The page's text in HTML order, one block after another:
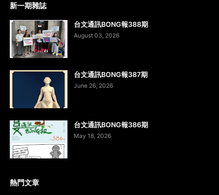
新一期雜誌
台文通訊BONG報388期
August 03, 2026
台文通訊BONG報387期
June 26, 2026
台文通訊BONG報386期
May 18, 2026
熱門文章